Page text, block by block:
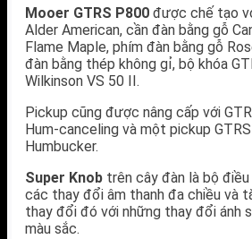
Mooer GTRS P800 được chế tạo
Alder American, cần đàn bằng gỗ
Flame Maple, phím đàn bằng gỗ
đàn bằng thép không gỉ, bộ khóa
Wilkinson VS 50 II.
Pickup cũng được nâng cấp với
Hum-canceling và một pickup
Humbucker.
Super Knob trên cây đàn là bộ
các thay đổi âm thanh đa chiều và
thay đổi đó với những thay đổi ánh
màu sắc.